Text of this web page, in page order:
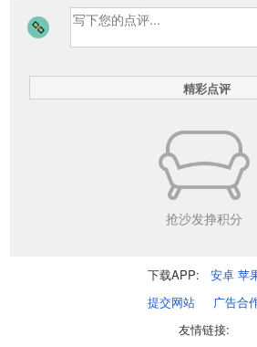
精彩点评
抢沙发挣积分
下载APP: 安卓 苹
提交网站
广告合
友情链接: